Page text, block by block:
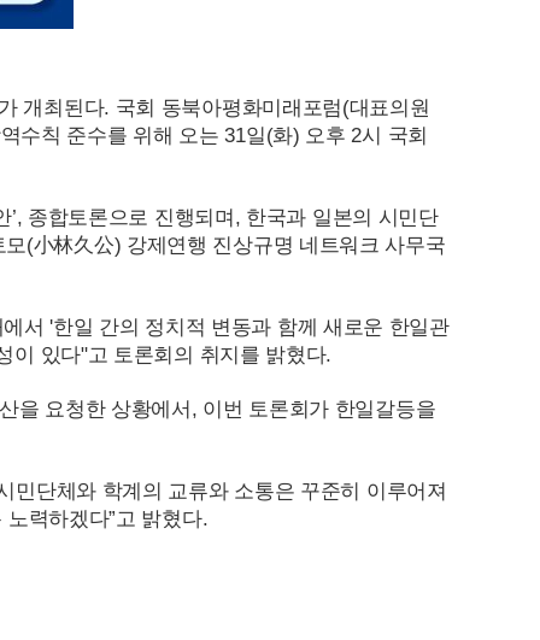
개최된다. 국회 동북아평화미래포럼(대표의원
수칙 준수를 위해 오는31일(화) 오후 2시 국회
종합토론으로 진행되며, 한국과 일본의 시민단
(小林久公) 강제연행 진상규명 네트워크 사무국
서 '한일 간의 정치적 변동과 함께 새로운 한일관
이 있다"고 토론회의 취지를 밝혔다.
을 요청한 상황에서, 이번 토론회가 한일갈등을
민단체와 학계의 교류와 소통은 꾸준히 이루어져
력하겠다”고 밝혔다.